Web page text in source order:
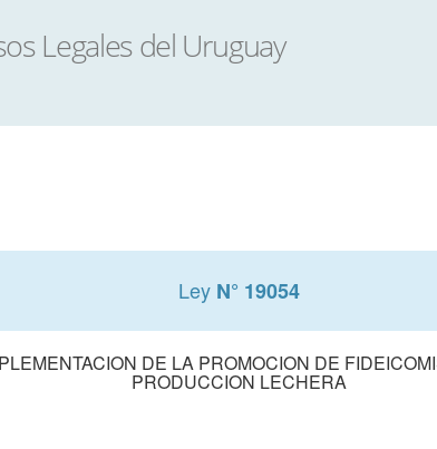
Ley N° 19054
DE LA PROMOCION DE
PRODUCCION LECHERA